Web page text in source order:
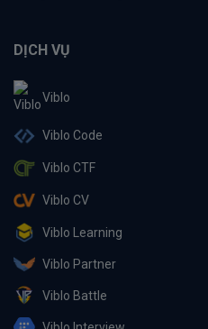
DỊCH VỤ
Viblo
Viblo Code
Viblo CTF
Viblo CV
Viblo Learning
Viblo Partner
Viblo Battle